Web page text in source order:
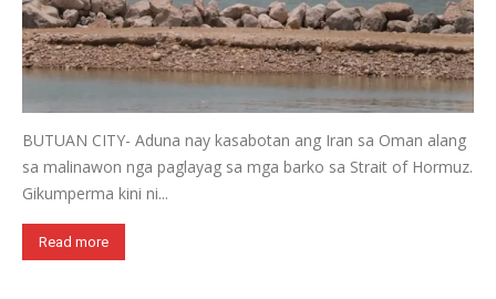
BUTUAN CITY- Aduna nay kasabotan ang Iran sa Oman alang
sa malinawon nga paglayag sa mga barko sa Strait of Hormuz.
Gikumperma kini ni...
Read more